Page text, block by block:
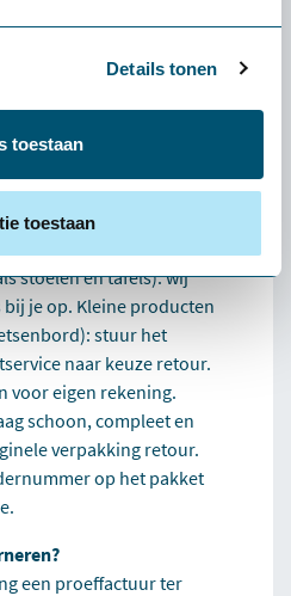
Details tonen
toestaan
toestaan
rekening.
bij mij past?
een alternatief te
stoelen en tafels): wij
je op. Kleine producten
stuur het
naar keuze retour.
voor eigen rekening.
schoon, compleet en
verpakking retour.
op het pakket
een proeffactuur ter